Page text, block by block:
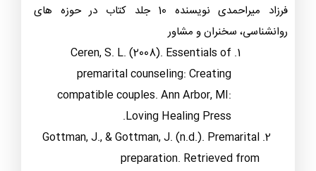
فرزاد میراحمدی نویسنده 10 جلد کتاب در حوزه های
روانشناسی، سخنران و مشاور
Ceren, S. L. (2008). Essentials of
premarital counseling: Creating
compatible couples. Ann Arbor, MI:
Loving Healing Press.
Gottman, J., & Gottman, J. (n.d.). Premarital
preparation. Retrieved from